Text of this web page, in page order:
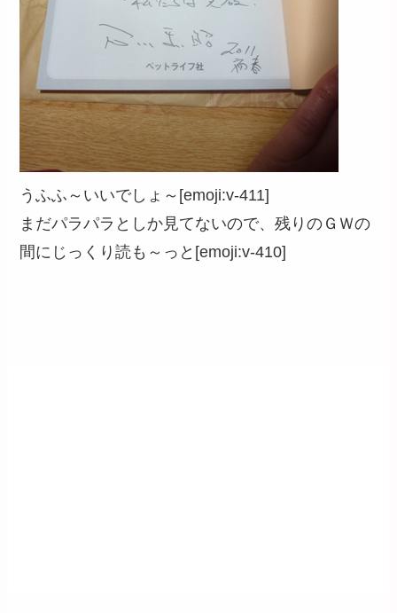
うふふ～いいでしょ～[emoji:v-411]
まだパラパラとしか見てないので、残りのＧＷの
間にじっくり読も～っと[emoji:v-410]